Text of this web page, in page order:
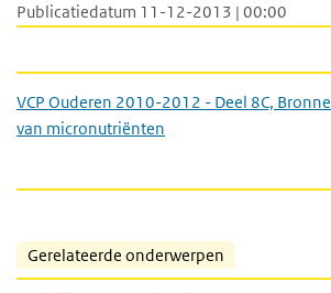
Publicatiedatum 11-12-2013 | 00:00
VCP Ouderen 2010-2012 - Deel 8C,
van micronutriënten
Gerelateerde onderwerpen